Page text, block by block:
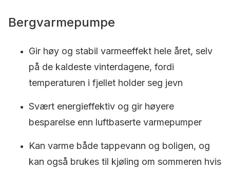
Bergvarmepumpe
Gir høy og stabil varmeeffekt hele året, selv
på de kaldeste vinterdagene, fordi
temperaturen i fjellet holder seg jevn
Svært energieffektiv og gir høyere
besparelse enn luftbaserte varmepumper
Kan varme både tappevann og boligen, og
kan også brukes til kjøling om sommeren hvis